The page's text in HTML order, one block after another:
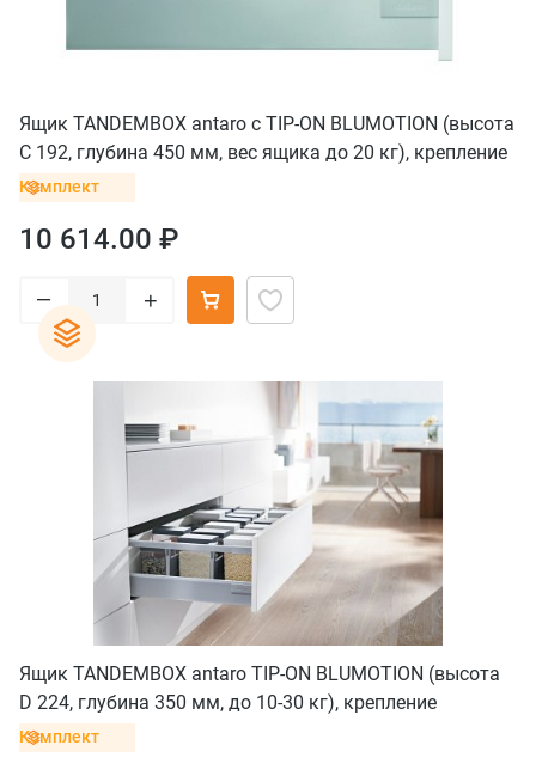
Ящик TANDEMBOX antaro с TIP-ON BLUMOTION (высота
С 192, глубина 450 мм, вес ящика до 20 кг), крепление
под саморезы, серый
Комплект
10 614.00 ₽
– +
Ящик TANDEMBOX antaro TIP-ON BLUMOTION (высота
D 224, глубина 350 мм, до 10-30 кг), крепление
саморез, серый
Комплект